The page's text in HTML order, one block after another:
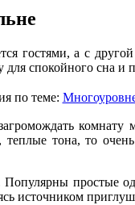
гостями, а с
для спокойного
по теме:
комнату
тона, то
простые
источником